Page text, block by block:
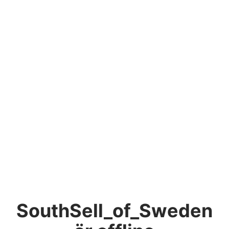
SouthSell_of_Sweden